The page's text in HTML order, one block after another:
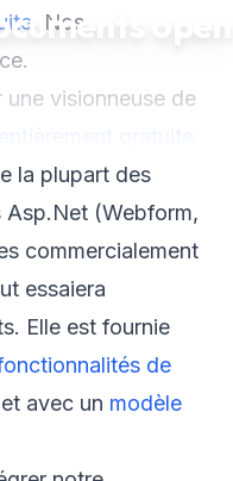
open
. Nos
visionneuse de
la plupart des
Asp.Net (Webform,
commercialement
essaiera
Elle est fournie
de
et avec un modèle